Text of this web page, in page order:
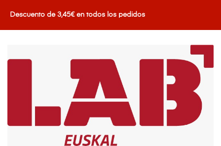
Descuento de 3,45€ en todos los pedidos